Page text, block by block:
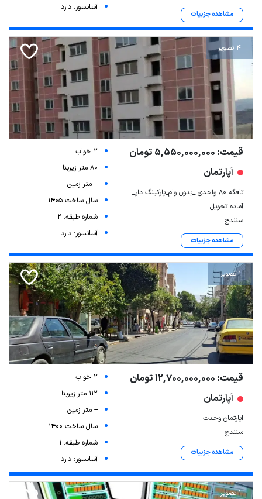
مشاهده جزییات
آسانسور: دارد
4 تصویر
قیمت: 5,550,000,000 تومان
آپارتمان
تافگه ۸۰ واحدی _بدون وام_پارکینگ دار_
آماده تحویل
سنندج
مشاهده جزییات
2 خواب
80 متر زیربنا
-- متر زمین
سال ساخت 1405
شماره طبقه: 2
آسانسور: دارد
1 تصویر
قیمت: 12,700,000,000 تومان
آپارتمان
اپارتمان وحدت
سنندج
مشاهده جزییات
2 خواب
112 متر زیربنا
-- متر زمین
سال ساخت 1400
شماره طبقه: 1
آسانسور: دارد
1 تصویر